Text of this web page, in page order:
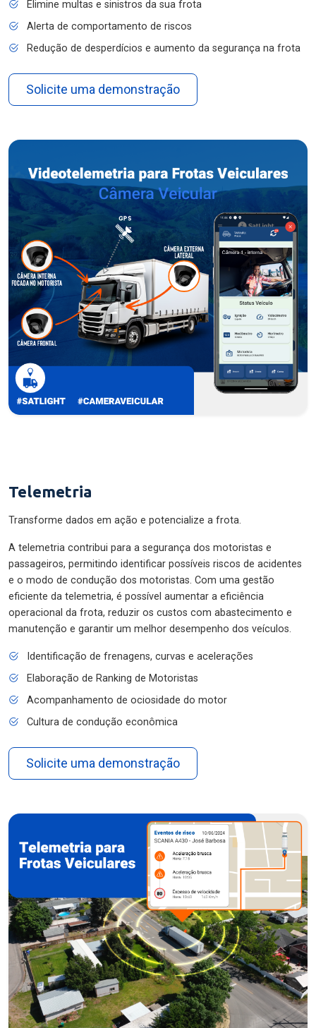
Elimine multas e sinistros da sua frota
Alerta de comportamento de riscos
Redução de desperdícios e aumento da segurança na frota
Solicite uma demonstração
Telemetria
Transforme dados em ação e potencialize a frota.
A telemetria contribui para a segurança dos motoristas e
passageiros, permitindo identificar possíveis riscos de acidentes
e o modo de condução dos motoristas. Com uma gestão
eficiente da telemetria, é possível aumentar a eficiência
operacional da frota, reduzir os custos com abastecimento e
manutenção e garantir um melhor desempenho dos veículos.
Identificação de frenagens, curvas e acelerações
Elaboração de Ranking de Motoristas
Acompanhamento de ociosidade do motor
Cultura de condução econômica
Solicite uma demonstração